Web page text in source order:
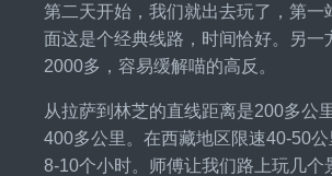
第二天开始，我们就出去玩了，第一
面这是个经典线路，时间恰好。另一
2000多，容易缓解喵的高反。
从拉萨到林芝的直线距离是200多公
400多公里。在西藏地区限速40-50
8-10个小时。师傅让我们路上玩几个